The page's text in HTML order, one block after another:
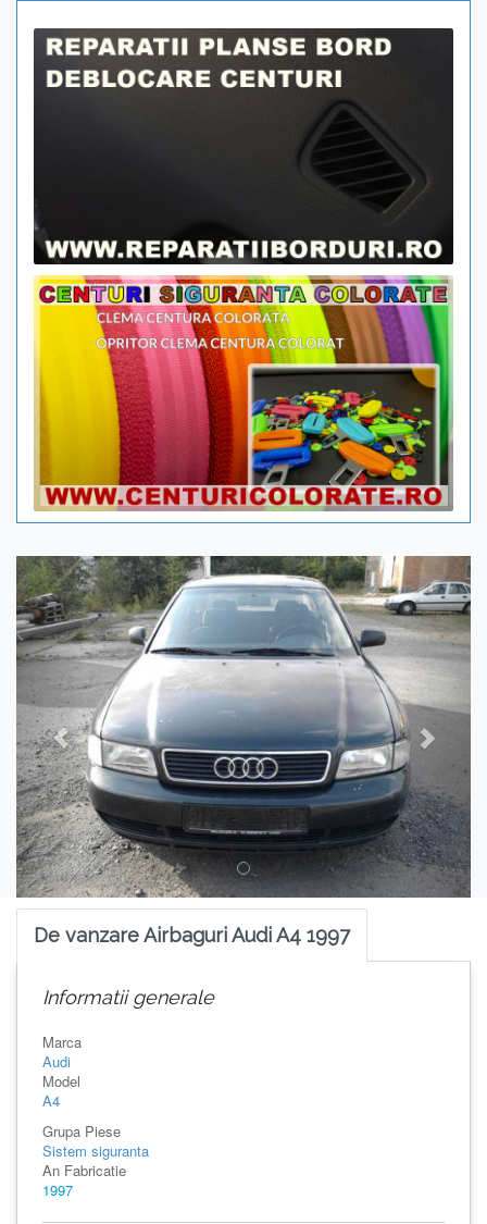
Previous Next
De vanzare Airbaguri Audi A4 1997
Informatii generale
Marca
Audi
Model
A4
Grupa Piese
Sistem siguranta
An Fabricatie
1997